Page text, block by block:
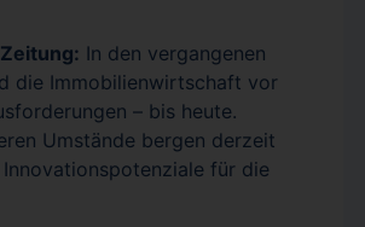
In den vergangenen
die Immobilienwirtschaft vor
– bis heute.
Umstände bergen derzeit
für die